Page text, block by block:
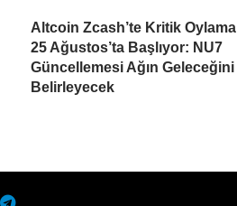
Altcoin Zcash’te Kritik Oylama
25 Ağustos’ta Başlıyor: NU7
Güncellemesi Ağın Geleceğini
Belirleyecek